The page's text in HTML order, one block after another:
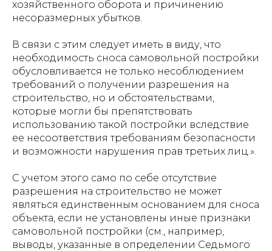
хозяйственного оборота и причинению
несоразмерных убытков.
В связи с этим следует иметь в виду, что
необходимость сноса самовольной постройки
обусловливается не только несоблюдением
требований о получении разрешения на
строительство, но и обстоятельствами,
которые могли бы препятствовать
использованию такой постройки вследствие
ее несоответствия требованиям безопасности
и возможности нарушения прав третьих лиц.».
С учетом этого само по себе отсутствие
разрешения на строительство не может
являться единственным основанием для сноса
объекта, если не установлены иные признаки
самовольной постройки (см., например,
выводы, указанные в определении Седьмого